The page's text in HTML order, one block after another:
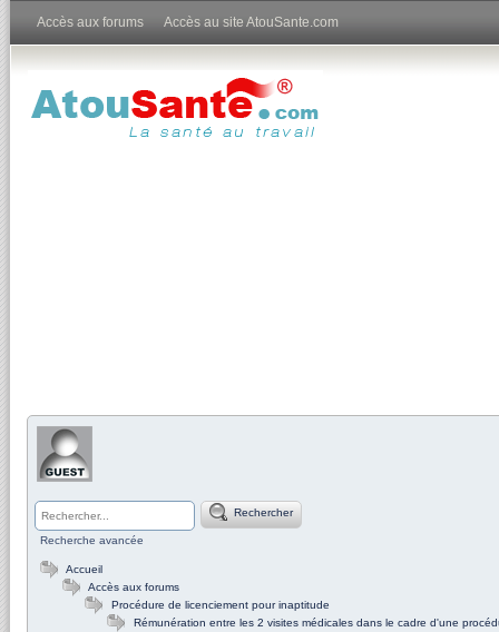
Accès aux forums Accès au site AtouSante.com
Rechercher
Recherche avancée
Accueil
Accès aux forums
Procédure de licenciement pour inaptitude
Rémunération entre les 2 visites médicales dans le cadre d'une